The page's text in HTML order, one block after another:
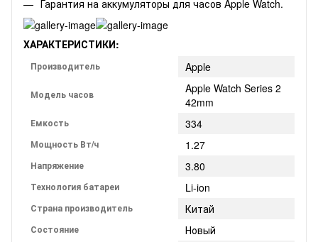
Гарантия на аккумуляторы для часов Apple Watch.
ХАРАКТЕРИСТИКИ:
Производитель Apple
Модель часов
Apple Watch Series 2
42mm
Емкость 334
Мощность Вт/ч 1.27
Напряжение 3.80
Технология батареи Li-ion
Страна производитель Китай
Состояние Новый